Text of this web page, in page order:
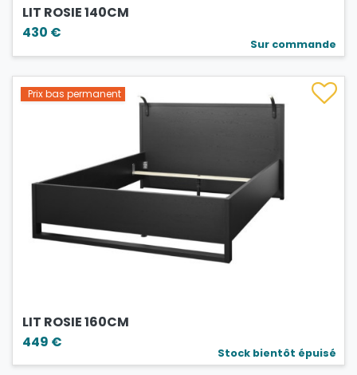
LIT ROSIE 140CM
430 €
Sur commande
Prix bas permanent
LIT ROSIE 160CM
449 €
Stock bientôt épuisé